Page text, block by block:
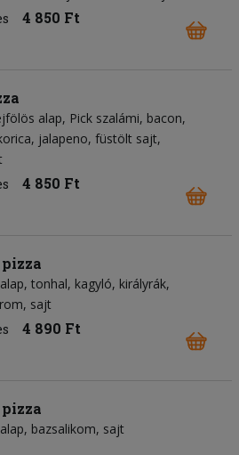
4 850 Ft
alap Pick szalámi bacon
jalapeno füstölt sajt
4 850 Ft
tonhal kagyló királyrák
sajt
4 890 Ft
bazsalikom sajt